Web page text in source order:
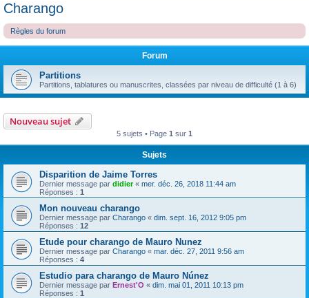
Charango
Règles du forum
Forum
Partitions
Partitions, tablatures ou manuscrites, classées par niveau de difficulté (1 à 6)
Nouveau sujet
5 sujets • Page 1 sur 1
Sujets
Disparition de Jaime Torres
Dernier message par didier« mer. déc. 26, 2018 11:44 am
Réponses : 1
Mon nouveau charango
Dernier message par Charango « dim. sept. 16, 2012 9:05 pm
Réponses : 12
Etude pour charango de Mauro Nunez
Dernier message par Charango « mar. déc. 27, 2011 9:56 am
Réponses : 4
Estudio para charango de Mauro Núnez
Dernier message par Ernest'O « dim. mai 01, 2011 10:13 pm
Réponses : 1